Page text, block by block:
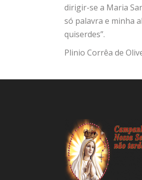
dirigir-se a Maria
só palavra e minha
quiserdes”.
Plinio Corrêa de